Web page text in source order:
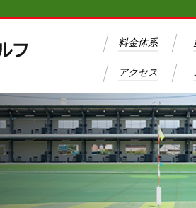
料金体系
アクセス